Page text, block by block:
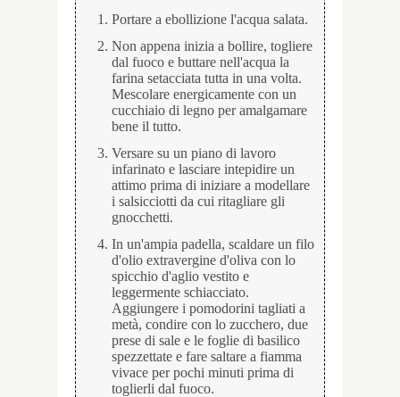
Portare a ebollizione l'acqua salata.
Non appena inizia a bollire, togliere
dal fuoco e buttare nell'acqua la
farina setacciata tutta in una volta.
Mescolare energicamente con un
cucchiaio di legno per amalgamare
bene il tutto.
Versare su un piano di lavoro
infarinato e lasciare intepidire un
attimo prima di iniziare a modellare
i salsicciotti da cui ritagliare gli
gnocchetti.
In un'ampia padella, scaldare un filo
d'olio extravergine d'oliva con lo
spicchio d'aglio vestito e
leggermente schiacciato.
Aggiungere i pomodorini tagliati a
metà, condire con lo zucchero, due
prese di sale e le foglie di basilico
spezzettate e fare saltare a fiamma
vivace per pochi minuti prima di
toglierli dal fuoco.